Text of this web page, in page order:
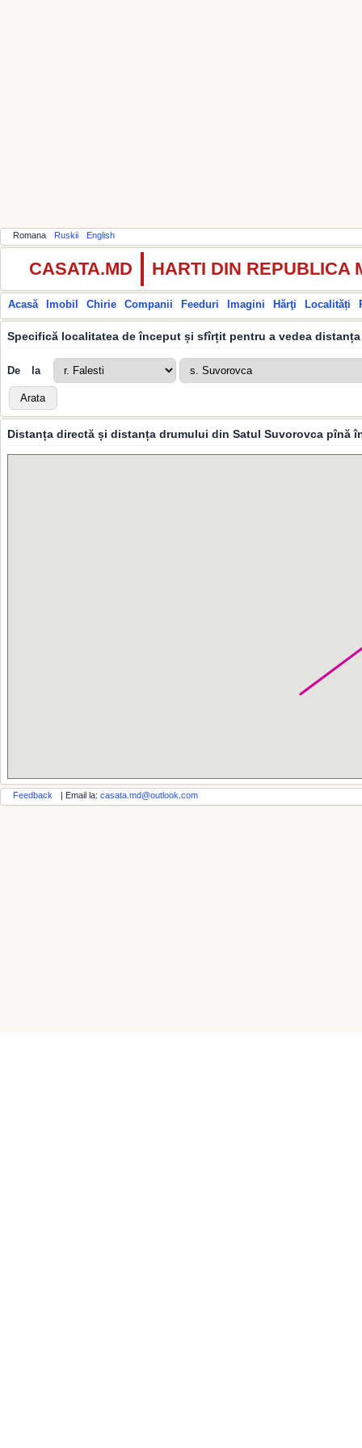
Romana Ruskii English
CASATA.MD HARTI DIN REPUBLICA
Acasă Imobil Chirie Companii Feeduri Imagini Hărţi Localități
Specifică localitatea de început și sfîrțit pentru a vedea
De la
Distanța directă și distanța drumului din Satul Suvorovca pînă
Feedback | Email la: casata.md@outlook.com